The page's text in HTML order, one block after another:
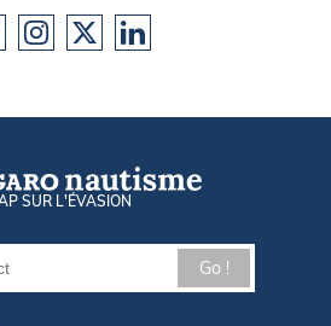
SUR L'ÉVASION
Go !